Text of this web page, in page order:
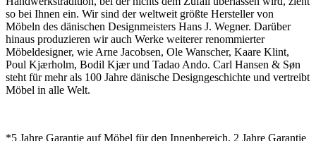
so bei Ihnen ein. Wir sind der weltweit größte Hersteller von
Möbeln des dänischen Designmeisters Hans J. Wegner. Darüber
hinaus produzieren wir auch Werke weiterer renommierter
Möbeldesigner, wie Arne Jacobsen, Ole Wanscher, Kaare Klint,
Poul Kjærholm, Bodil Kjær und Tadao Ando. Carl Hansen & Søn
steht für mehr als 100 Jahre dänische Designgeschichte und vertreibt
Möbel in alle Welt.
*5 Jahre Garantie auf Möbel für den Innenbereich. 2 Jahre Garantie